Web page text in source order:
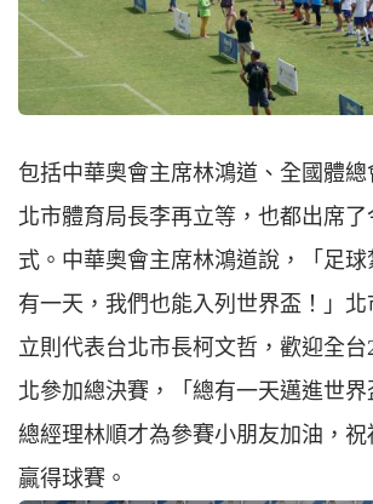
包括中華奧會主席林鴻道、全國體
北市體育局長李再立等，也都出席
式。中華奧會主席林鴻道說，「足
有一天，我們也能入列世界盃！」
立則代表台北市長柯文哲，歡迎全台
北參加總決賽，「總有一天邁進世
總經理林順才為參賽小朋友加油，
贏得球賽。